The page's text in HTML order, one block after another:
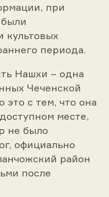
при
культовых
периода.
Нашхи – одна
Чеченской
это с тем, что она
месте,
не было
официально
район
после